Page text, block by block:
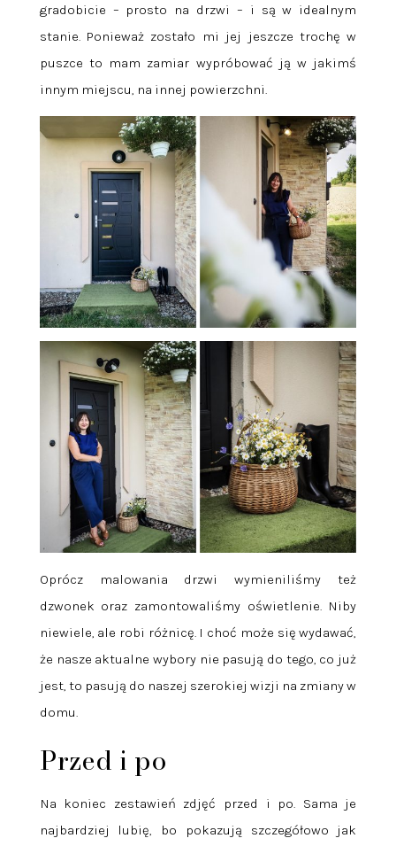
gradobicie – prosto na drzwi – i są w idealnym
stanie. Ponieważ zostało mi jej jeszcze trochę w
puszce to mam zamiar wypróbować ją w jakimś
innym miejscu, na innej powierzchni.
Oprócz malowania drzwi wymieniliśmy też
dzwonek oraz zamontowaliśmy oświetlenie. Niby
niewiele, ale robi różnicę. I choć może się wydawać,
że nasze aktualne wybory nie pasują do tego, co już
jest, to pasują do naszej szerokiej wizji na zmiany w
domu.
Przed i po
Na koniec zestawień zdjęć przed i po. Sama je
najbardziej lubię, bo pokazują szczegółowo jak